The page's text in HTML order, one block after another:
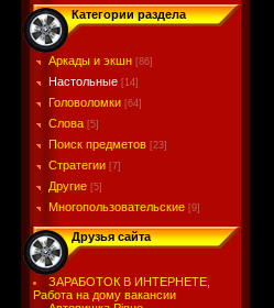
Категории раздела
Аркады и экшн [86]
Настольные [14]
Головоломки [64]
Слова [5]
Поиск предметов [23]
Стратегии [7]
Другие [5]
Многопользовательские [9]
Друзья сайта
ЗАРАБОТОК В ИНТЕРНЕТЕ,
Работа на дому вакансии